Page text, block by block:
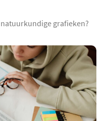
grafieken?